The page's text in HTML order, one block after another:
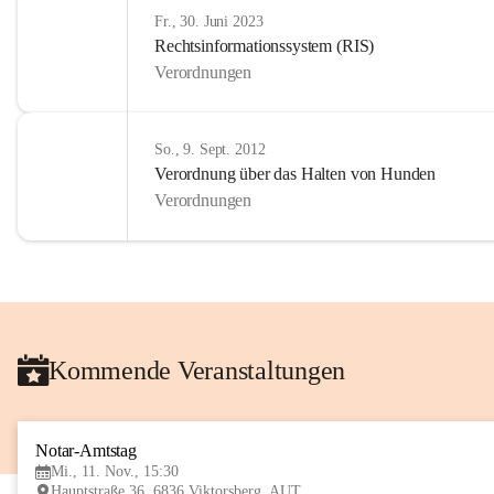
Fr., 30. Juni 2023
Rechtsinformationssystem (RIS)
Verordnungen
So., 9. Sept. 2012
Verordnung über das Halten von Hunden
Verordnungen
Kommende Veranstaltungen
Notar-Amtstag
Mi., 11. Nov., 15:30